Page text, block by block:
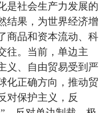
社会生产力发展的
结果，为世界经济增
商品和资本流动、科
往。当前，单边主
义、自由贸易受到严
化正确方向，推动贸
对保护主义，反